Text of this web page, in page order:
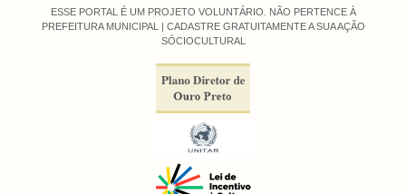
ESSE PORTAL É UM PROJETO VOLUNTÁRIO. NÃO PERTENCE À
PREFEITURA MUNICIPAL | CADASTRE GRATUITAMENTE A SUA AÇÃO
SÓCIOCULTURAL